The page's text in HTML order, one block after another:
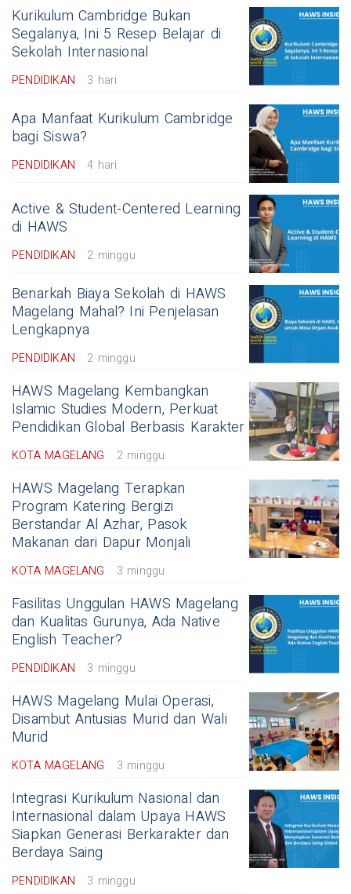
Kurikulum Cambridge Bukan
Segalanya, Ini 5 Resep Belajar di
Sekolah Internasional
PENDIDIKAN 3 hari
Apa Manfaat Kurikulum Cambridge
bagi Siswa?
PENDIDIKAN 4 hari
Active & Student-Centered Learning
di HAWS
PENDIDIKAN 2 minggu
Benarkah Biaya Sekolah di HAWS
Magelang Mahal? Ini Penjelasan
Lengkapnya
PENDIDIKAN 2 minggu
HAWS Magelang Kembangkan
Islamic Studies Modern, Perkuat
Pendidikan Global Berbasis Karakter
KOTA MAGELANG 2 minggu
HAWS Magelang Terapkan
Program Katering Bergizi
Berstandar Al Azhar, Pasok
Makanan dari Dapur Monjali
KOTA MAGELANG 3 minggu
Fasilitas Unggulan HAWS Magelang
dan Kualitas Gurunya, Ada Native
English Teacher?
PENDIDIKAN 3 minggu
HAWS Magelang Mulai Operasi,
Disambut Antusias Murid dan Wali
Murid
KOTA MAGELANG 3 minggu
Integrasi Kurikulum Nasional dan
Internasional dalam Upaya HAWS
Siapkan Generasi Berkarakter dan
Berdaya Saing
PENDIDIKAN 3 minggu